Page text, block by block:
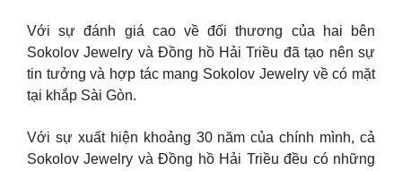
Với sự đánh giá cao về đối thương của hai bên
Sokolov Jewelry và Đồng hồ Hải Triều đã tạo nên sự
tin tưởng và hợp tác mang Sokolov Jewelry về có mặt
tại khắp Sài Gòn.
Với sự xuất hiện khoảng 30 năm của chính mình, cả
Sokolov Jewelry và Đồng hồ Hải Triều đều có những